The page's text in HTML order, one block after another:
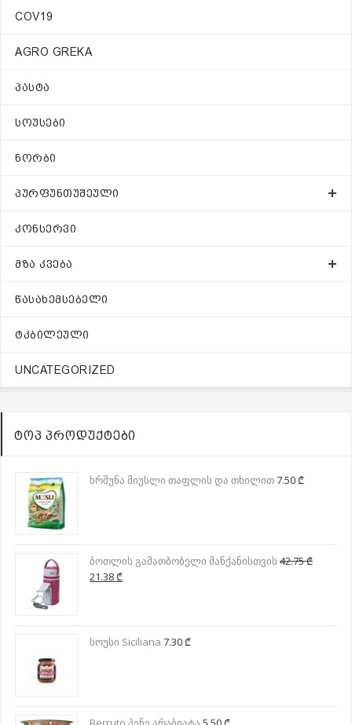
COV19
AGRO GREKA
ᲞᲐᲡᲢᲐ
ᲡᲝᲣᲡᲔᲑᲘ
ᲜᲝᲠᲑᲘ
ᲞᲣᲠᲤᲣᲜᲗᲣᲨᲔᲣᲚᲘ
ᲙᲝᲜᲡᲔᲠᲕᲘ
ᲛᲖᲐ ᲙᲕᲔᲑᲐ
ᲬᲐᲡᲐᲮᲔᲛᲡᲔᲑᲔᲚᲘ
ᲢᲙᲑᲘᲚᲔᲣᲚᲘ
UNCATEGORIZED
ᲢᲝᲞ ᲞᲠᲝᲓᲣᲥᲢᲔᲑᲘ
ხრშუნა მიუსლი თაფლის და თხილით7.50₾
ბოთლის გამათბობელი მანქანისთვის 42.75₾
Original
21.38₾Current
სოუსი Siciliana 7.30₾